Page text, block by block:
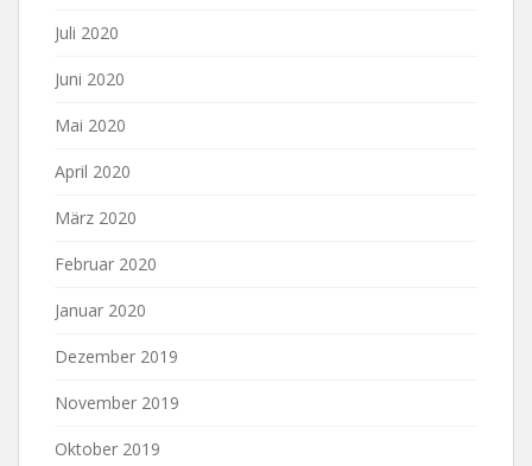
Juli 2020
Juni 2020
Mai 2020
April 2020
März 2020
Februar 2020
Januar 2020
Dezember 2019
November 2019
Oktober 2019